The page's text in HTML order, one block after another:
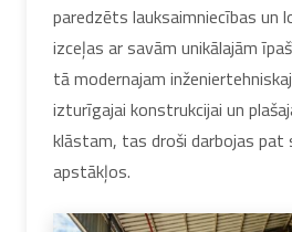
paredzēts lauksaimniecības un
izceļas ar savām unikālajām
tā modernajam
izturīgajai konstrukcijai un
klāstam, tas droši darbojas pat
apstākļos.